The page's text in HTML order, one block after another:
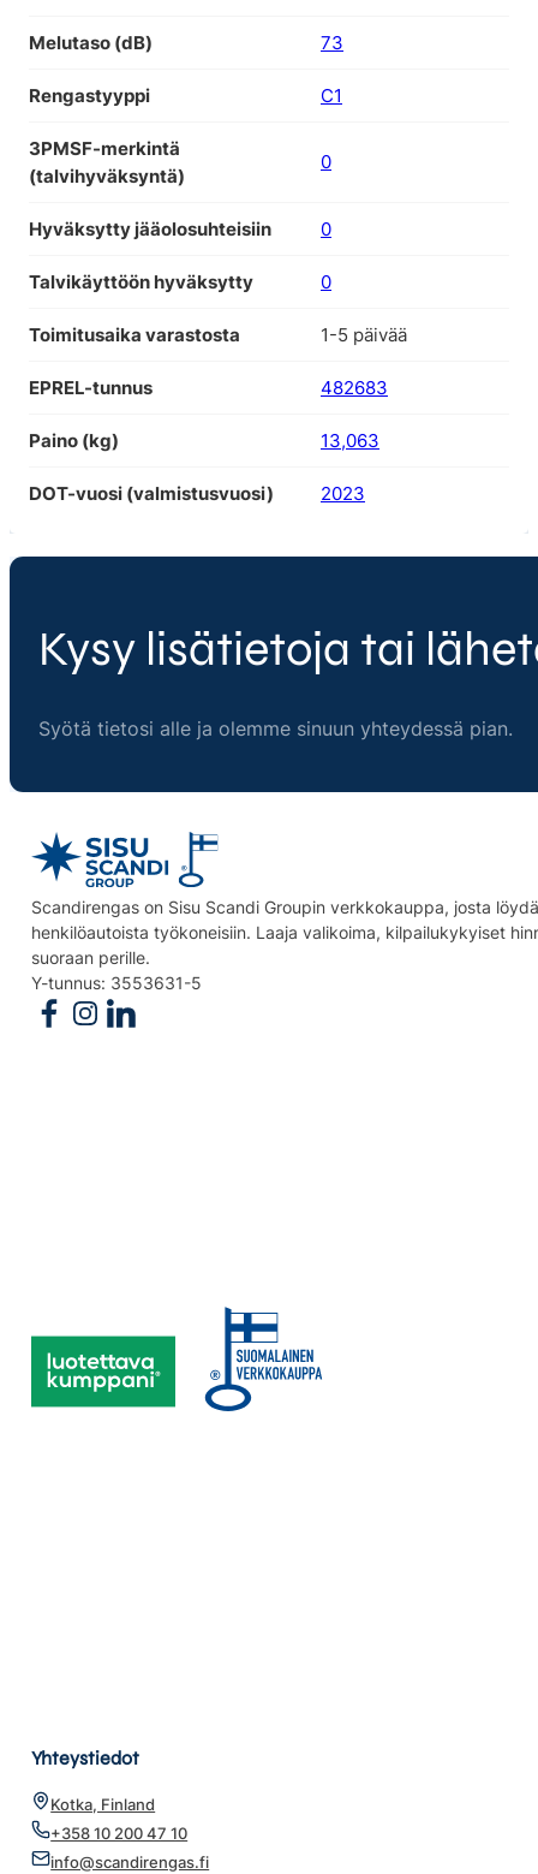
Melutaso (dB) 73
Rengastyyppi C1
3PMSF-merkintä
(talvihyväksyntä)
0
Hyväksytty jääolosuhteisiin 0
Talvikäyttöön hyväksytty 0
Toimitusaika varastosta 1-5 päivää
EPREL-tunnus 482683
Paino (kg) 13,063
DOT-vuosi (valmistusvuosi) 2023
Kysy lisätietoja tai
Syötä tietosi alle ja olemme sinuun yhteydessä pian.
Scandirengas on Sisu Scandi Groupin verkkokauppa, josta
henkilöautoista työkoneisiin. Laaja valikoima, kilpailukykyiset
suoraan perille.
Y-tunnus: 3553631-5
Follow us on Facebook
Follow us on Instagram
Follow us on Linkedin
Yhteystiedot
Kotka, Finland
+358 10 200 47 10
info@scandirengas.fi